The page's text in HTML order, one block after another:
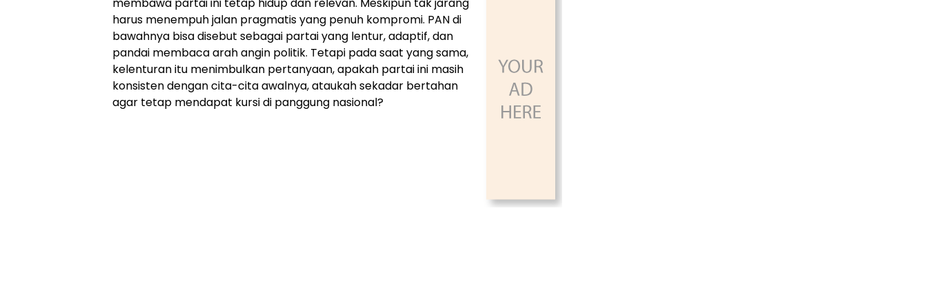
harus menempuh jalan pragmatis yang penuh kompromi. PAN di
bawahnya bisa disebut sebagai partai yang lentur, adaptif, dan
pandai membaca arah angin politik. Tetapi pada saat yang sama,
kelenturan itu menimbulkan pertanyaan, apakah partai ini masih
konsisten dengan cita-cita awalnya, ataukah sekadar bertahan
agar tetap mendapat kursi di panggung nasional?